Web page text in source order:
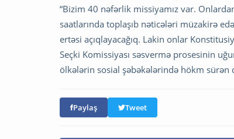
“Bizim 40 nəfərlik missiyamız var.
saatlarında toplaşıb nəticələri müzakirə
ertəsi açıqlayacağıq. Lakin onlar
Seçki Komissiyası səsvermə prosesinin
ölkələrin sosial şəbəkələrində hökm
Paylaş Tweet